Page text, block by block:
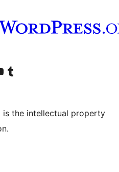
konto
YouTube-kanal
Besøg vores Tumblr-konto
is the intellectual property